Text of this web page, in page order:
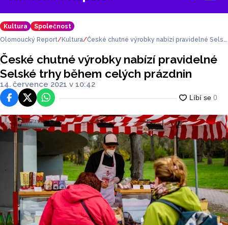
Kultura
Společnost
Olomoucký Report
Kultura České chutné výrobky nabízí pravidelné Selsk
České chutné výrobky nabízí pravidelné
Selské trhy během celých prázdnin
14. července 2021 v 10:42
FacebookPlatforma X
WhatsApp